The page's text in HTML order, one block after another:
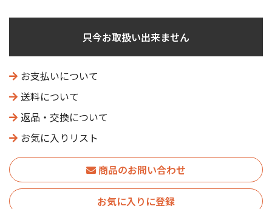
只今お取扱い出来ません
お支払いについて
送料について
返品・交換について
お気に入りリスト
商品のお問い合わせ
お気に入りに登録